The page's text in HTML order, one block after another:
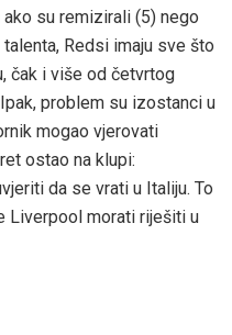
su remizirali (5) nego
Redsi imaju sve što
čak i više od četvrtog
problem su izostanci u
mogao vjerovati
ostao na klupi:
da se vrati u Italiju. To
Liverpool morati riješiti u